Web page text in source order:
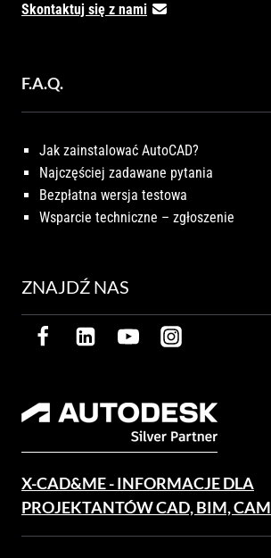
Skontaktuj się z nami
F.A.Q.
Jak zainstalować AutoCAD?
Najczęściej zadawane pytania
Bezpłatna wersja testowa
Wsparcie techniczne – zgłoszenie
ZNAJDŹ NAS
X-CAD&ME - INFORMACJE DLA
PROJEKTANTÓW CAD, BIM, CAM